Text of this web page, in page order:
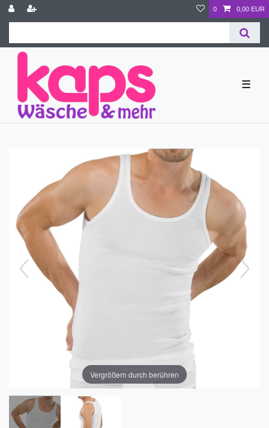
0 0,00 EUR
☰
Vergrößern durch berühren